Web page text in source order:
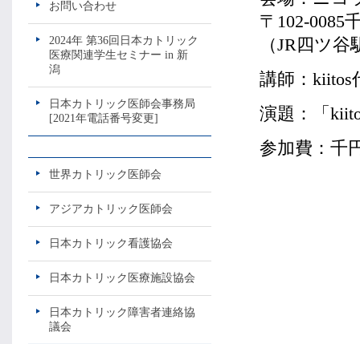
お問い合わせ
2024年 第36回日本カトリック
医療関連学生セミナー in 新
潟
日本カトリック医師会事務局
[2021年電話番号変更]
世界カトリック医師会
アジアカトリック医師会
日本カトリック看護協会
日本カトリック医療施設協会
日本カトリック障害者連絡協
議会
〒102-0085
（JR四ツ
講師：kiitos
演題：「
参加費：千